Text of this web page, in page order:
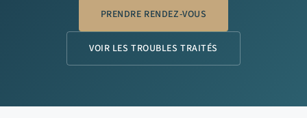
PRENDRE RENDEZ-VOUS
VOIR LES TROUBLES TRAITÉS